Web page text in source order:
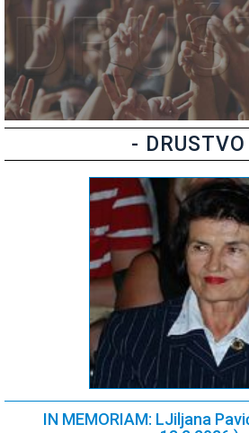
-
IN MEMORIAM: LJiljana